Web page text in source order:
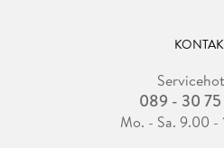
089 - 30
Mo. - Sa. 9.00 -